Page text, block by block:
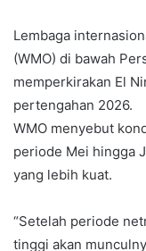
Lembaga
(WMO) di bawah
memperkirakan El
pertengahan 2026.
WMO menyebut
periode Mei hingga
yang lebih kuat.
“Setelah periode
tinggi akan